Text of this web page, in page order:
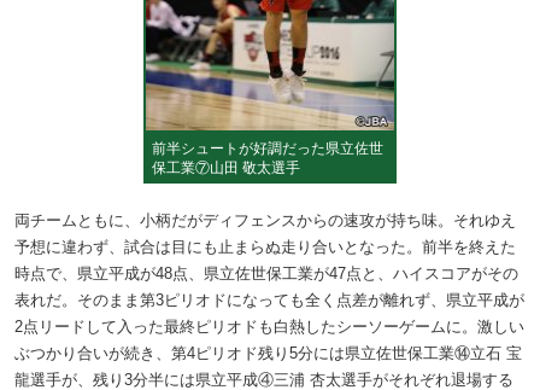
前半シュートが好調だった県立佐世
保工業⑦山田 敬太選手
両チームともに、小柄だがディフェンスからの速攻が持ち味。それゆえ
予想に違わず、試合は目にも止まらぬ走り合いとなった。前半を終えた
時点で、県立平成が48点、県立佐世保工業が47点と、ハイスコアがその
表れだ。そのまま第3ピリオドになっても全く点差が離れず、県立平成が
2点リードして入った最終ピリオドも白熱したシーソーゲームに。激しい
ぶつかり合いが続き、第4ピリオド残り5分には県立佐世保工業⑭立石 宝
龍選手が、残り3分半には県立平成④三浦 杏太選手がそれぞれ退場する